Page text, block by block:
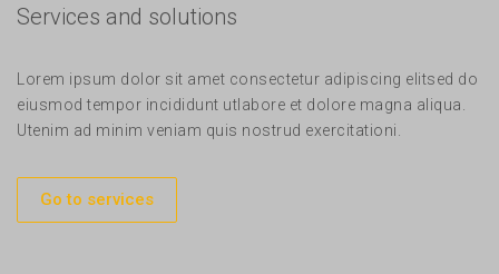
Services and solutions
Lorem ipsum dolor sit amet consectetur adipiscing elitsed do
eiusmod tempor incididunt utlabore et dolore magna aliqua.
Utenim ad minim veniam quis nostrud exercitationi.
Go to services